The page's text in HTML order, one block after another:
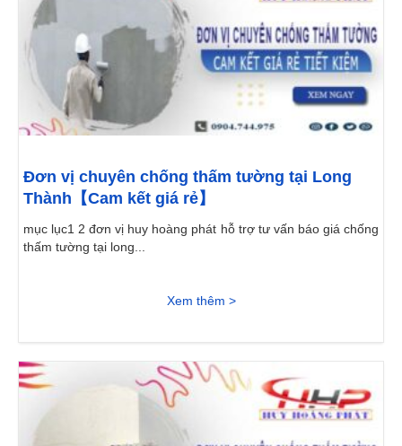
Đơn vị chuyên chống thấm tường tại Long
Thành【Cam kết giá rẻ】
mục lục1 2 đơn vị huy hoàng phát hỗ trợ tư vấn báo giá chống
thấm tường tại long...
Xem thêm >